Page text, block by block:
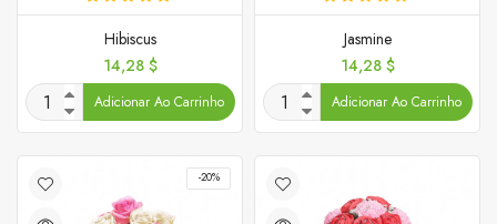
Hibiscus
Preço
14,28 $
Adicionar Ao Carrinho
Jasmine
Preço
14,28 $
Adicionar Ao Carrinho
-20%